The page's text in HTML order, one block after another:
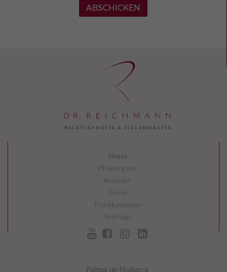
ABSCHICKEN
Menü
Philosophie
Kontakt
Team
Publikationen
Beiträge
Palma de Mallorca